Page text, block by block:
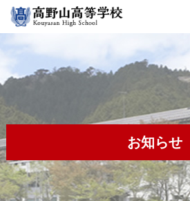
お知らせ